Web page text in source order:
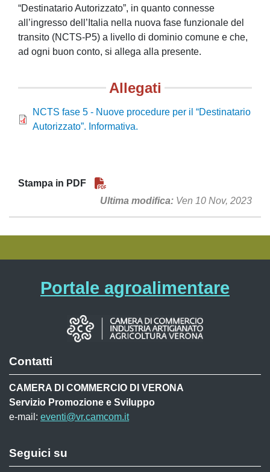
“Destinatario Autorizzato”, in quanto connesse
all’ingresso dell’Italia nella nuova fase funzionale del
transito (NCTS-P5) a livello di dominio comune e che,
ad ogni buon conto, si allega alla presente.
Allegati
NCTS fase 5 - Nuove procedure per il “Destinatario
Autorizzato”. Informativa.
Stampa in PDF
Ultima modifica
Ven 10 Nov, 2023
Portale agroalimentare
Contatti
CAMERA DI COMMERCIO DI VERONA
Servizio Promozione e Sviluppo
e-mail: eventi@vr.camcom.it
Seguici su